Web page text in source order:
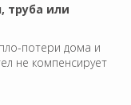
труба или
потери дома и
не компенсирует